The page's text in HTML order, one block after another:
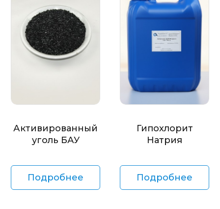
Активированный
уголь БАУ
Подробнее
Гипохлорит
Натрия
Подробнее